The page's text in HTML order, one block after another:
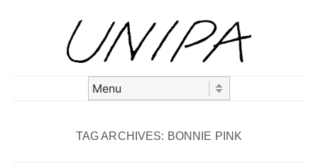
TAG ARCHIVES: BONNIE PINK